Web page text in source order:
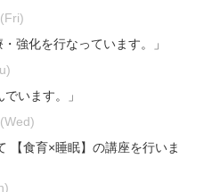
強化を行なっています。」
います。」
【食育×睡眠】の講座を行いま